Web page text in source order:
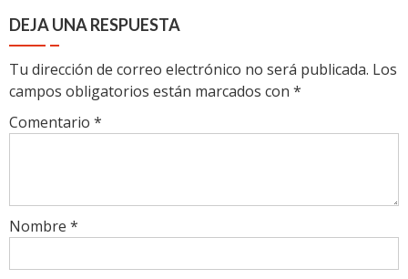
DEJA UNA RESPUESTA
Tu dirección de correo electrónico no será publicada. Los
campos obligatorios están marcados con *
Comentario *
Nombre *